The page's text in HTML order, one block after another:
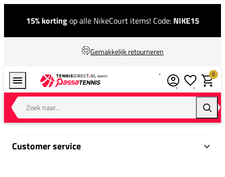
15% kortingop alle NikeCourt items! Code: NIKE15
Gemakkelijk retourneren
Zoek naar...
0
Customer service